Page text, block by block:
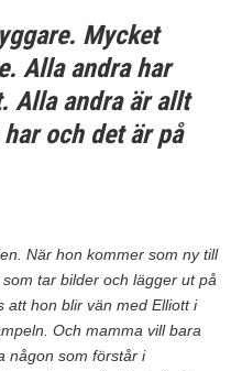
Mycket
Alla andra har
Alla andra är allt
och det är på
När hon kommer som ny till
tar bilder och lägger ut på
att hon blir vän med Elliott i
Och mamma vill bara
någon som förstår i